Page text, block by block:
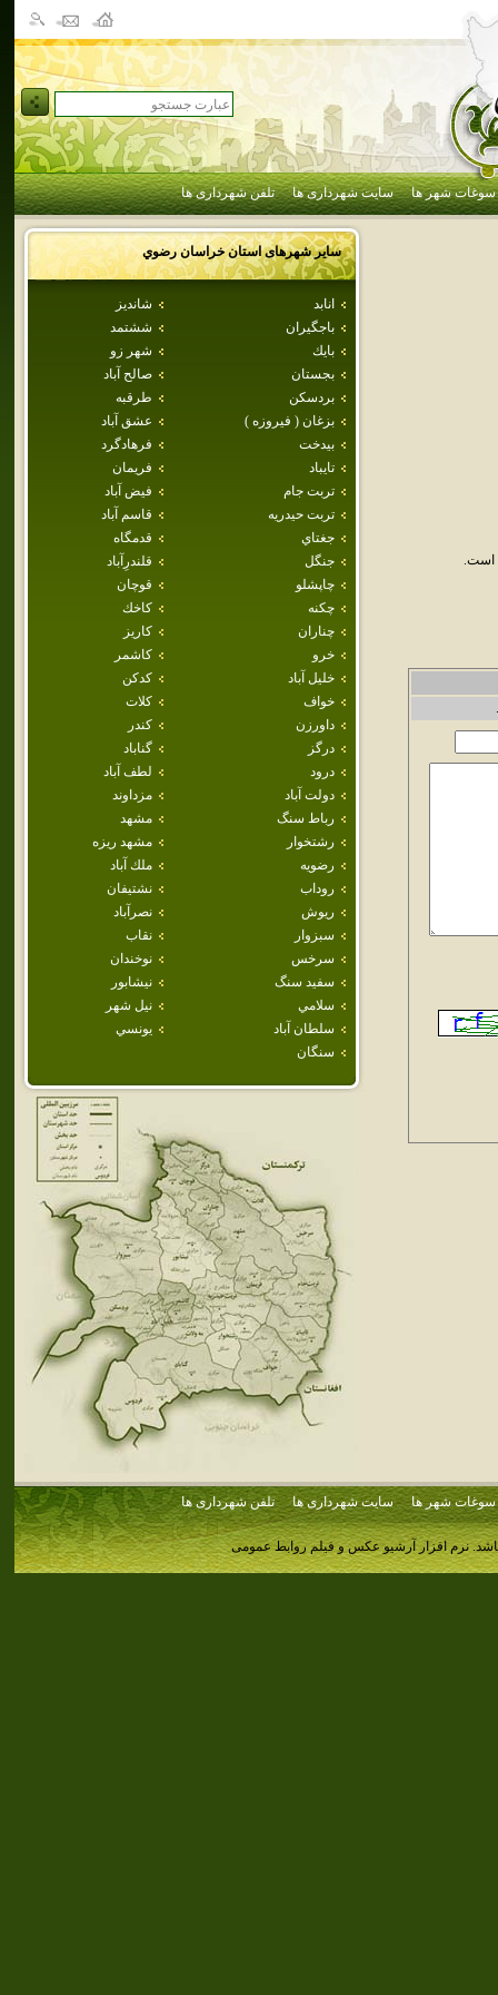
سوغات شهر ها سایت شهرداری ها تلفن شهرداری ها
سایر شهرهای استانخراسان رضوي
انابد
شانديز
باجگيران
ششتمد
بايك
شهر زو
بجستان
صالح آباد
بردسكن
طرقبه
بزغان ( فيروزه )
عشق آباد
بيدخت
فرهادگرد
تايباد
فريمان
تربت جام
فيض آباد
تربت حيدريه
قاسم آباد
جغتاي
قدمگاه
جنگل
قلندرِآباد
چاپشلو
قوچان
چکنه
كاخك
چناران
كاريز
خرو
كاشمر
خليل آباد
كدكن
خواف
كلات
داورزن
كندر
درگز
گناباد
درود
لطف آباد
دولت آباد
مزداوند
رباط سنگ
مشهد
رشتخوار
مشهد ريزه
رضويه
ملك آباد
روداب
نشتيفان
ريوش
نصرآباد
سبزوار
نقاب
سرخس
نوخندان
سفيد سنگ
نيشابور
سلامي
نيل شهر
سلطان آباد
يونسي
سنگان
است.
سوغات شهر ها سایت شهرداری ها تلفن شهرداری ها
نرم افزار آرشیو عکس و فیلم روابط عمومی